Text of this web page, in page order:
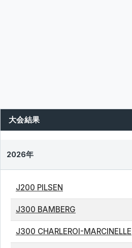
大会結果
2026年
J200 PILSEN
J300 BAMBERG
J300 CHARLEROI-MARCINELLE